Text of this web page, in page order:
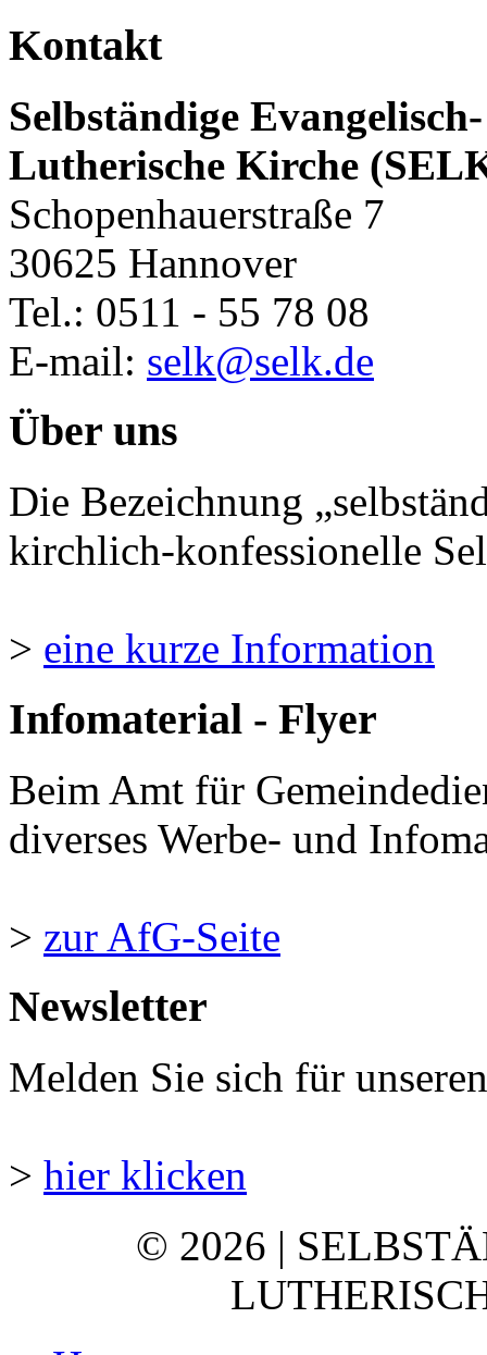
Kontakt
Selbständige Evangelisch-
Lutherische Kirche
Schopenhauerstraße 7
30625 Hannover
Tel.: 0511 - 55 78 08
E-mail: selk@selk.de
Über uns
Die Bezeichnung
kirchlich-konfessionelle
> eine kurze Information
Infomaterial - Flyer
Beim Amt für
diverses Werbe- und
> zur AfG-Seite
Newsletter
Melden Sie sich für
> hier klicken
© 2026 |